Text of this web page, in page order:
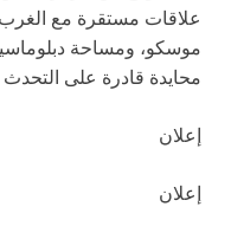
علاقات مستقرة مع
موسكو، ومساحة
محايدة قادرة على
إعلان
إعلان